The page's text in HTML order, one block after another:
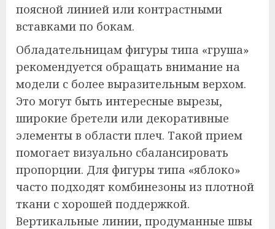
поясной линией или контрастными
вставками по бокам.
Обладательницам фигуры типа «груша»
рекомендуется обращать внимание на
модели с более выразительным верхом.
Это могут быть интересные вырезы,
широкие бретели или декоративные
элементы в области плеч. Такой прием
помогает визуально сбалансировать
пропорции. Для фигуры типа «яблоко»
часто подходят комбинезоны из плотной
ткани с хорошей поддержкой.
Вертикальные линии, продуманные швы